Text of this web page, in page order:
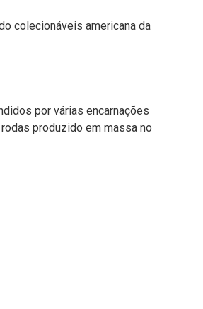
colecionáveis americana da
por várias encarnações
produzido em massa no